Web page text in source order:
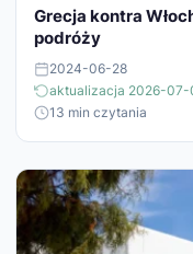
Grecja kontra
podróży
2024-06-28
aktualizacja 2026-07-
13 min czytania